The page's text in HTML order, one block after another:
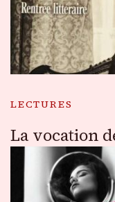
LECTURES
La vocation